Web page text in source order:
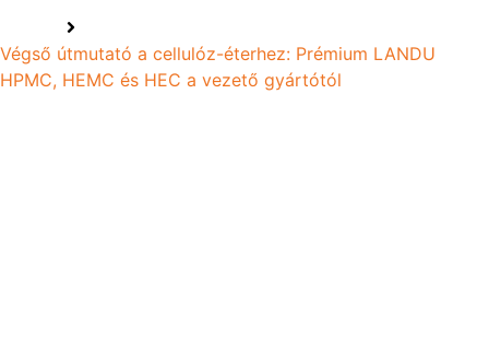
Végső útmutató a cellulóz-éterhez: Prémium LANDU
HPMC, HEMC és HEC a vezető gyártótól